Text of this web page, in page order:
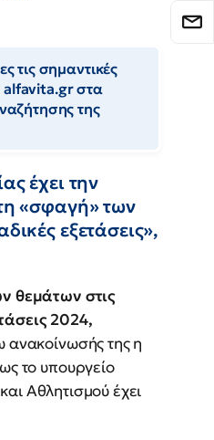
τις σημαντικές
alfavita.gr στα
της
έχει την
«σφαγή» των
εξετάσεις»,
θεμάτων στις
2024,
ανακοίνωσής της η
το υπουργείο
Αθλητισμού έχει